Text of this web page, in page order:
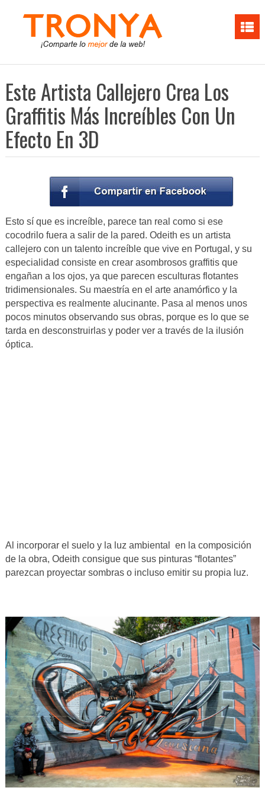
Este Artista Callejero Crea Los
Graffitis Más Increíbles Con Un
Efecto En 3D
Esto sí que es increíble, parece tan real como si ese
cocodrilo fuera a salir de la pared. Odeith es un artista
callejero con un talento increíble que vive en Portugal, y su
especialidad consiste en crear asombrosos graffitis que
engañan a los ojos, ya que parecen esculturas flotantes
tridimensionales. Su maestría en el arte anamórfico y la
perspectiva es realmente alucinante. Pasa al menos unos
pocos minutos observando sus obras, porque es lo que se
tarda en desconstruirlas y poder ver a través de la ilusión
óptica.
Al incorporar el suelo y la luz ambiental en la composición
de la obra, Odeith consigue que sus pinturas “flotantes”
parezcan proyectar sombras o incluso emitir su propia luz.